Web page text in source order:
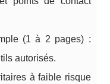
(1 à 2 pages) :
autorisés.
à faible risque